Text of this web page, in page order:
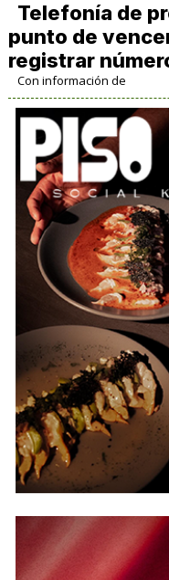
Telefonía de
punto de
registrar
Con información de